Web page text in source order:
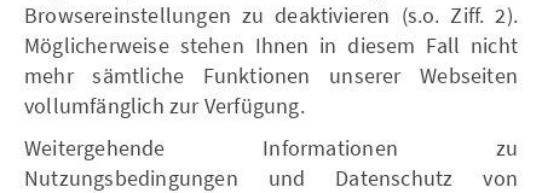
Browsereinstellungen zu deaktivieren (s.o. Ziff. 2).
Möglicherweise stehen Ihnen in diesem Fall nicht
mehr sämtliche Funktionen unserer Webseiten
vollumfänglich zur Verfügung.
Weitergehende Informationen zu
Nutzungsbedingungen und Datenschutz von